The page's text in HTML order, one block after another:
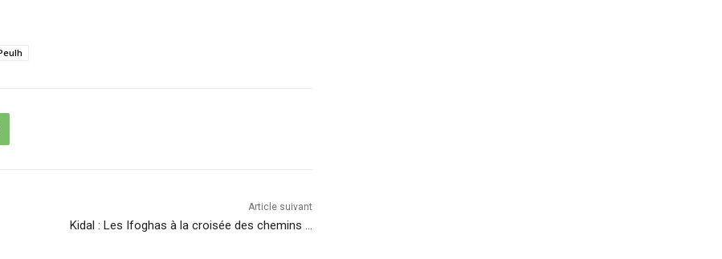
Article suivant
Kidal : Les Ifoghas à la croisée des chemins …